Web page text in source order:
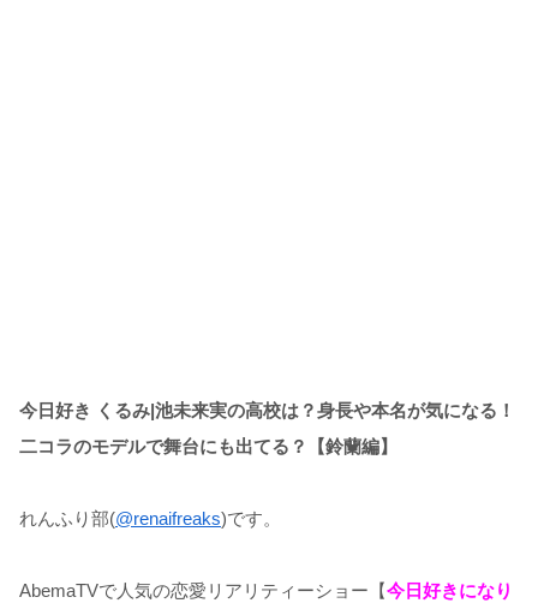
今日好き くるみ|池未来実の高校は？身長や本名が気になる！
二コラのモデルで舞台にも出てる？【鈴蘭編】
れんふり部(@renaifreaks)です。
AbemaTVで人気の恋愛リアリティーショー【今日好きになり